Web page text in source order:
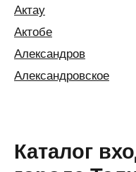
Актау
Актобе
Александров
Александровское
Алушта
Альметьевск
Каталог